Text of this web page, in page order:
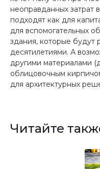
неоправданных затрат
подходят как для
для вспомогательных
здания, которые будут
десятилетиями. А
другими материалами
облицовочным
для архитектурных
Читайте